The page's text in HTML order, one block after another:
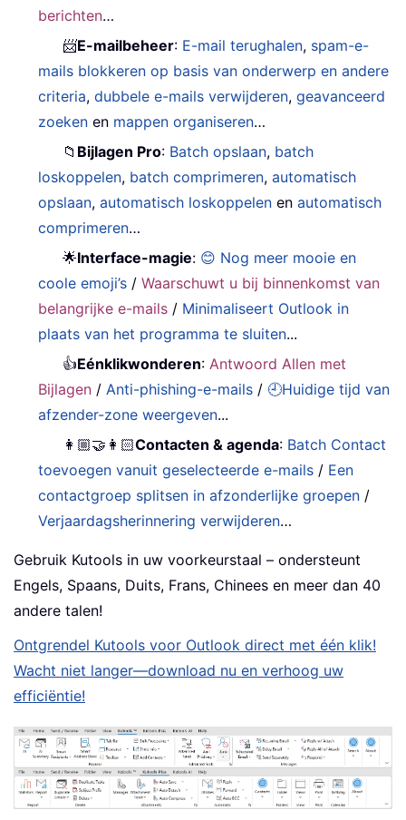
berichten…
📨E-mailbeheer: E-mail terughalen, spam-e-
mails blokkeren op basis van onderwerp en andere
criteria,dubbele e-mails verwijderen,geavanceerd
zoeken en mappen organiseren…
📁 Bijlagen Pro: Batch opslaan, batch
loskoppelen, batch comprimeren,automatisch
opslaan,automatisch loskoppelen enautomatisch
comprimeren…
🌟Interface-magie: 😊 Nog meer mooie en
coole emoji’s /Waarschuwt u bij binnenkomst van
belangrijke e-mails / Minimaliseert Outlook in
plaats van het programma te sluiten...
👍Eénklikwonderen: Antwoord Allen met
Bijlagen / Anti-phishing-e-mails / 🕘Huidige tijd van
afzender-zone weergeven...
👩🏼‍🤝‍👩🏻Contacten & agenda: Batch Contact
toevoegen vanuit geselecteerde e-mails / Een
contactgroep splitsen in afzonderlijke groepen /
Verjaardagsherinnering verwijderen…
Gebruik Kutools in uw voorkeurstaal – ondersteunt
Engels, Spaans, Duits, Frans, Chinees en meer dan 40
andere talen!
Ontgrendel Kutools voor Outlook direct met één klik!
Wacht niet langer—download nu en verhoog uw
efficiëntie!